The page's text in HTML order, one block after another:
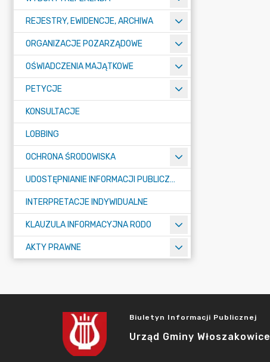
REJESTRY, EWIDENCJE, ARCHIWA
ORGANIZACJE POZARZĄDOWE
OŚWIADCZENIA MAJĄTKOWE
PETYCJE
KONSULTACJE
LOBBING
OCHRONA ŚRODOWISKA
UDOSTĘPNIANIE INFORMACJI PUBLICZNEJ
INTERPRETACJE INDYWIDUALNE
KLAUZULA INFORMACYJNA RODO
AKTY PRAWNE
Biuletyn Informacji Publicznej
Urząd Gminy Włoszakowice